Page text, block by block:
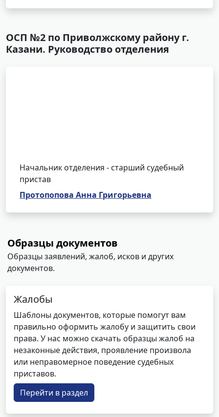
ОСП №2 по Приволжскому району г.
Казани. Руководство отделения
Начальник отделения - старший судебный
пристав
Протопопова Анна Григорьевна
Образцы документов
Образцы заявлений, жалоб, исков и других
документов.
Жалобы
Шаблоны документов, которые помогут вам
правильно оформить жалобу и защитить свои
права. У нас можно скачать образцы жалоб на
незаконные действия, проявление произвола
или неправомерное поведение судебных
приставов.
Перейти в раздел